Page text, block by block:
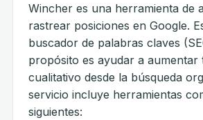
Wincher es una herramienta de
rastrear posiciones en Google.
buscador de palabras claves
propósito es ayudar a aumentar
cualitativo desde la búsqueda
servicio incluye herramientas
siguientes: